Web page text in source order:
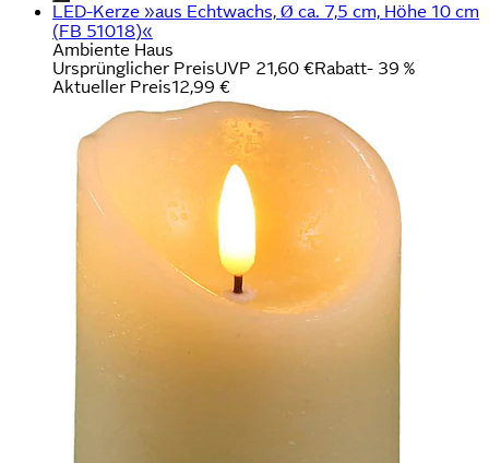
LED-Kerze »aus Echtwachs, Ø ca. 7,5 cm, Höhe 10 cm
(FB 51018)«
Ambiente Haus
Ursprünglicher PreisUVP 21,60 €Rabatt- 39 %
Aktueller Preis12,99 €